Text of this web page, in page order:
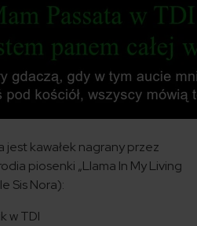
jest kawałek nagrany przez
piosenki „Llama In My Living
Sis Nora):
w TDI